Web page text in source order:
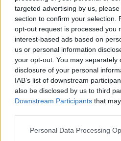
targeted advertising by us,
section to confirm your selection.
opt-out request is processed you
interest-based ads based on
us or personal information
your opt-out. You may separately
disclosure of your personal
IAB’s list of downstream
also be disclosed by us to third
Downstream Participants that
Personal Data Processing
Jame teigiama, kad
vyras Arturas Ocheretny
rublių iš Maskvos mero
ir kitų bendrovių, turi
Šveicarijoje ir Ispanijoje.
Anksčiau buvo
buvusi V. Putino žmona
rublių mikrofinansų